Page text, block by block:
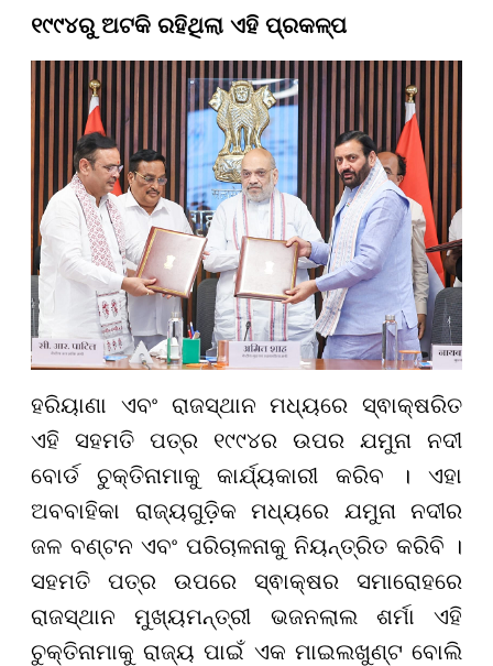
୧୯୯୪ରୁ ଅଟକି ରହିଥିଲା ଏହି ପ୍ରକଳ୍ପ
ହରିୟାଣା ଏବଂ ରାଜସ୍ଥାନ ମଧ୍ୟରେ ସ୍ଵାକ୍ଷରିତ
ଏହି ସହମତି ପତ୍ର ୧୯୯୪ର ଉପର ଯମୁନା ନଦୀ
ବୋର୍ଡ ଚୁକ୍ତିନାମାକୁ କାର୍ଯ୍ୟକାରୀ କରିବ । ଏହା
ଅବବାହିକା ରାଜ୍ୟଗୁଡ଼ିକ ମଧ୍ୟରେ ଯମୁନା ନଦୀର
ଜଳ ବଣ୍ଟନ ଏବଂ ପରିଚାଳନାକୁ ନିୟନ୍ତ୍ରିତ କରିବି ।
ସହମତି ପତ୍ର ଉପରେ ସ୍ଵାକ୍ଷର ସମାରୋହରେ
ରାଜସ୍ଥାନ ମୁଖ୍ୟମନ୍ତ୍ରୀ ଭଜନଲାଲ ଶର୍ମା ଏହି
ଚୁକ୍ତିନାମାକୁ ରାଜ୍ୟ ପାଇଁ ଏକ ମାଇଲଖୁଣ୍ଟ ବୋଲି